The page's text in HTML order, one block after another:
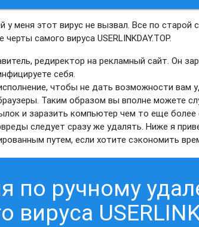
меня этот вирус не вызвал. Все по старой
самого вируса USERLINKDAY.TOP.
редиректор на рекламный сайт. Он
себя.
чтобы не дать возможности вам
Таким образом вы вполне можете
и заразить компьютер чем то еще более
следует сразу же удалять. Ниже я
путем, если хотите сэкономить
по ручному
вируса